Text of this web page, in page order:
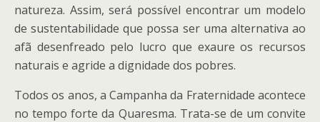
natureza. Assim, será possível encontrar um modelo
de sustentabilidade que possa ser uma alternativa ao
afã desenfreado pelo lucro que exaure os recursos
naturais e agride a dignidade dos pobres.
Todos os anos, a Campanha da Fraternidade acontece
no tempo forte da Quaresma. Trata-se de um convite